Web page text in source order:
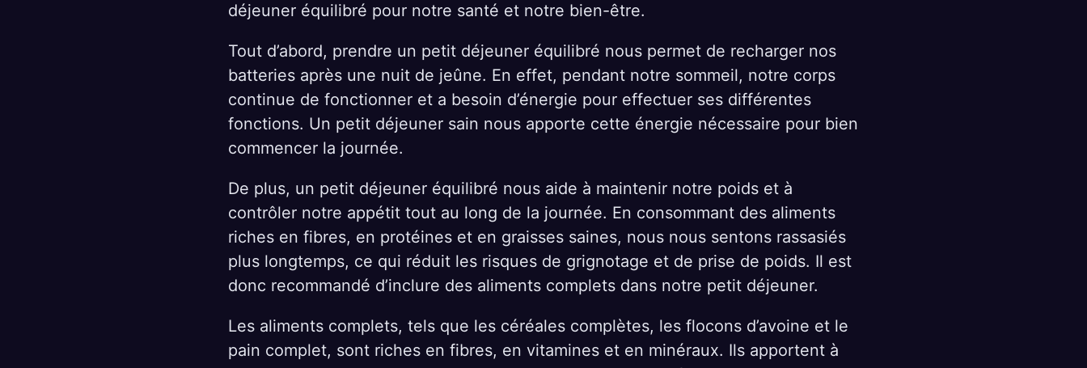
déjeuner équilibré pour notre santé et notre bien-être.
Tout d’abord, prendre un petit déjeuner équilibré nous permet de recharger nos
batteries après une nuit de jeûne. En effet, pendant notre sommeil, notre corps
continue de fonctionner et a besoin d’énergie pour effectuer ses différentes
fonctions. Un petit déjeuner sain nous apporte cette énergie nécessaire pour bien
commencer la journée.
De plus, un petit déjeuner équilibré nous aide à maintenir notre poids et à
contrôler notre appétit tout au long de la journée. En consommant des aliments
riches en fibres, en protéines et en graisses saines, nous nous sentons rassasiés
plus longtemps, ce qui réduit les risques de grignotage et de prise de poids. Il est
donc recommandé d’inclure des aliments complets dans notre petit déjeuner.
Les aliments complets, tels que les céréales complètes, les flocons d’avoine et le
pain complet, sont riches en fibres, en vitamines et en minéraux. Ils apportent à